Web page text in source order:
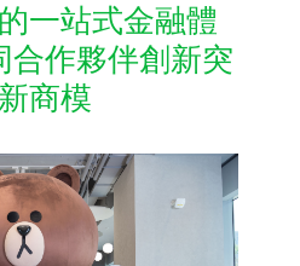
一站式金融體
合作夥伴創新突
商模